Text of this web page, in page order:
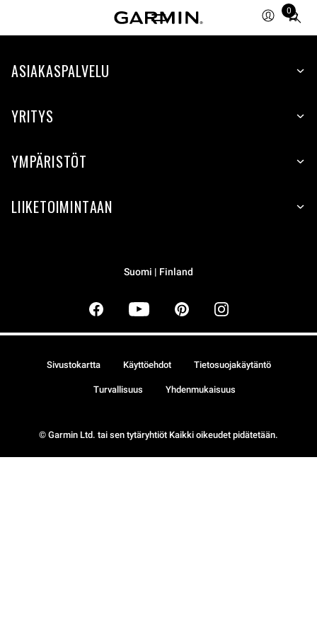
0
Total
items
cart:
ASIAKASPALVELU
YRITYS
YMPÄRISTÖT
LIIKETOIMINTAAN
Suomi | Finland
© Garmin Ltd. tai sen tytäryhtiöt Kaikki oikeudet pidätetään.
Sivustokartta Käyttöehdot Tietosuojakäytäntö
Turvallisuus Yhdenmukaisuus